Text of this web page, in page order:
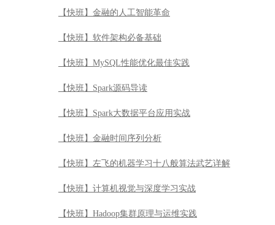
【快班】金融的人工智能革命
【快班】软件架构必备基础
【快班】MySQL性能优化最佳实践
【快班】Spark源码导读
【快班】Spark大数据平台应用实战
【快班】金融时间序列分析
【快班】左飞的机器学习十八般算法武艺详解
【快班】计算机视觉与深度学习实战
【快班】Hadoop集群原理与运维实践